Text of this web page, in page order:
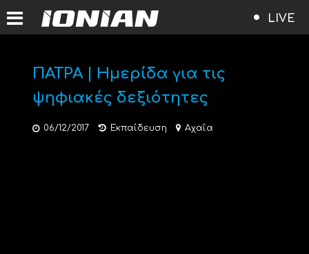
LIVE
ΠΑΤΡΑ | Ημερίδα για τις
ψηφιακές δεξιότητες
06/12/2017 Εκπαίδευση Αχαΐα